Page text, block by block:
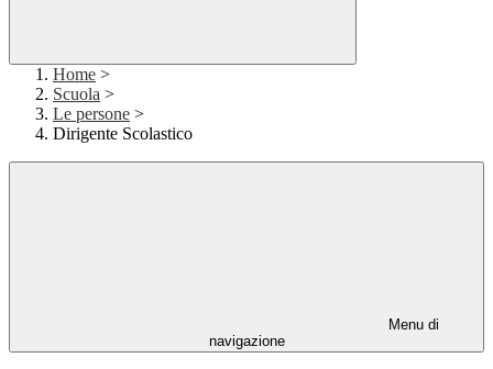
Home >
Scuola >
Le persone >
Dirigente Scolastico
Menu di
navigazione